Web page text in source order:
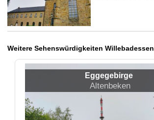
Weitere Sehenswürdigkeiten Willebadessen
Eggegebirge
Altenbeken